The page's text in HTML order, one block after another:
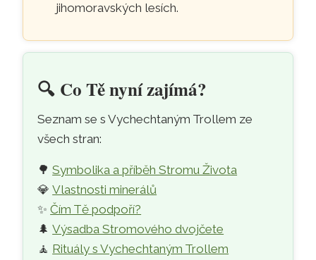
jihomoravských lesích.
🔍️ Co Tě nyní zajímá?
Seznam se s Vychechtaným Trollem ze
všech stran:
🌳Symbolika a příběh Stromu Života
💎Vlastnosti minerálů
✨Čím Tě podpoří?
🌲Výsadba Stromového dvojčete
🧘 Rituály s Vychechtaným Trollem